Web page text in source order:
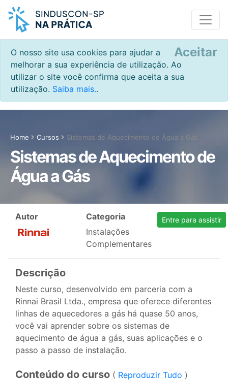
O nosso site usa cookies para ajudar a
melhorar a sua experiência de utilização. Ao
utilizar o site você confirma que aceita a sua
utilização. Saiba mais..
Aceitar
Home Cursos Sistemas de Aquecimento de Água a Gás
Sistemas de Aquecimento de
Água a Gás
Autor
Categoria
Instalações
Complementares
Entre para assistir
Descrição
Neste curso, desenvolvido em parceria com a
Rinnai Brasil Ltda., empresa que oferece diferentes
linhas de aquecedores a gás há quase 50 anos,
você vai aprender sobre os sistemas de
aquecimento de água a gás, suas aplicações e o
passo a passo de instalação.
Conteúdo do curso ( Reproduzir Tudo )